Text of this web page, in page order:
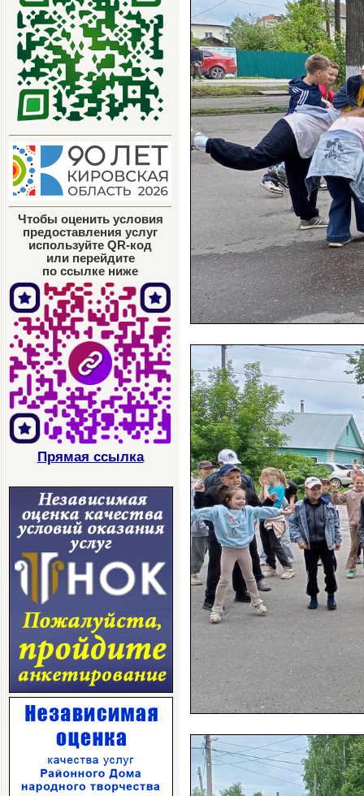
Чтобы оценить условия
предоставления услуг
используйте QR-код
или перейдите
по ссылке ниже
Прямая ссылка